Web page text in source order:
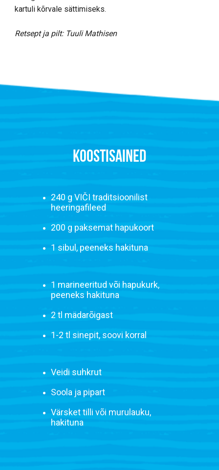
kartuli kõrvale sättimiseks.
Retsept ja pilt: Tuuli Mathisen
KOOSTISAINED
240 g VIČI traditsioonilist
heeringafileed
200 g paksemat hapukoort
1 sibul, peeneks hakituna
1 marineeritud või hapukurk,
peeneks hakituna
2 tl mädarõigast
1-2 tl sinepit, soovi korral
Veidi suhkrut
Soola ja pipart
Värsket tilli või murulauku,
hakituna